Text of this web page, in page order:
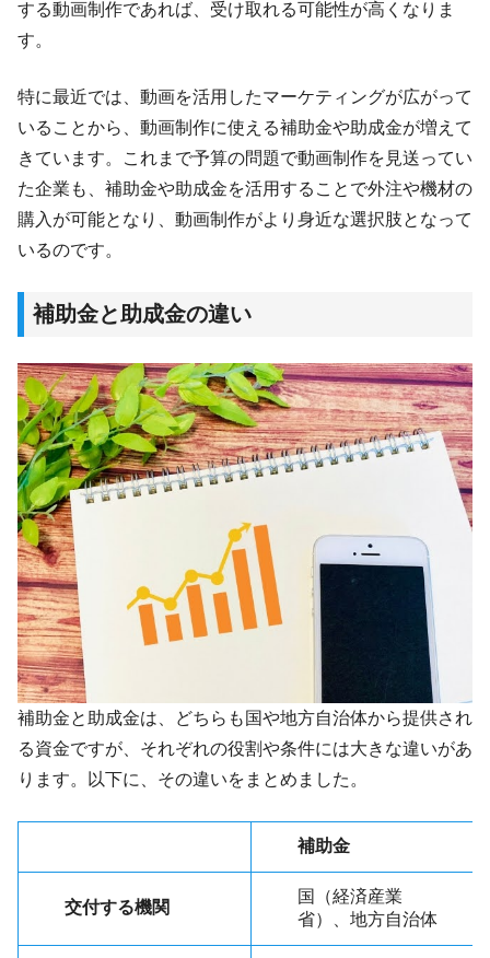
する動画制作であれば、受け取れる可能性が高くなりま
す。
特に最近では、動画を活用したマーケティングが広がって
いることから、動画制作に使える補助金や助成金が増えて
きています。これまで予算の問題で動画制作を見送ってい
た企業も、補助金や助成金を活用することで外注や機材の
購入が可能となり、動画制作がより身近な選択肢となって
いるのです。
補助金と助成金の違い
補助金と助成金は、どちらも国や地方自治体から提供され
る資金ですが、それぞれの役割や条件には大きな違いがあ
ります。以下に、その違いをまとめました。
補助金
交付する機関
国（経済産業
省）、地方自治体